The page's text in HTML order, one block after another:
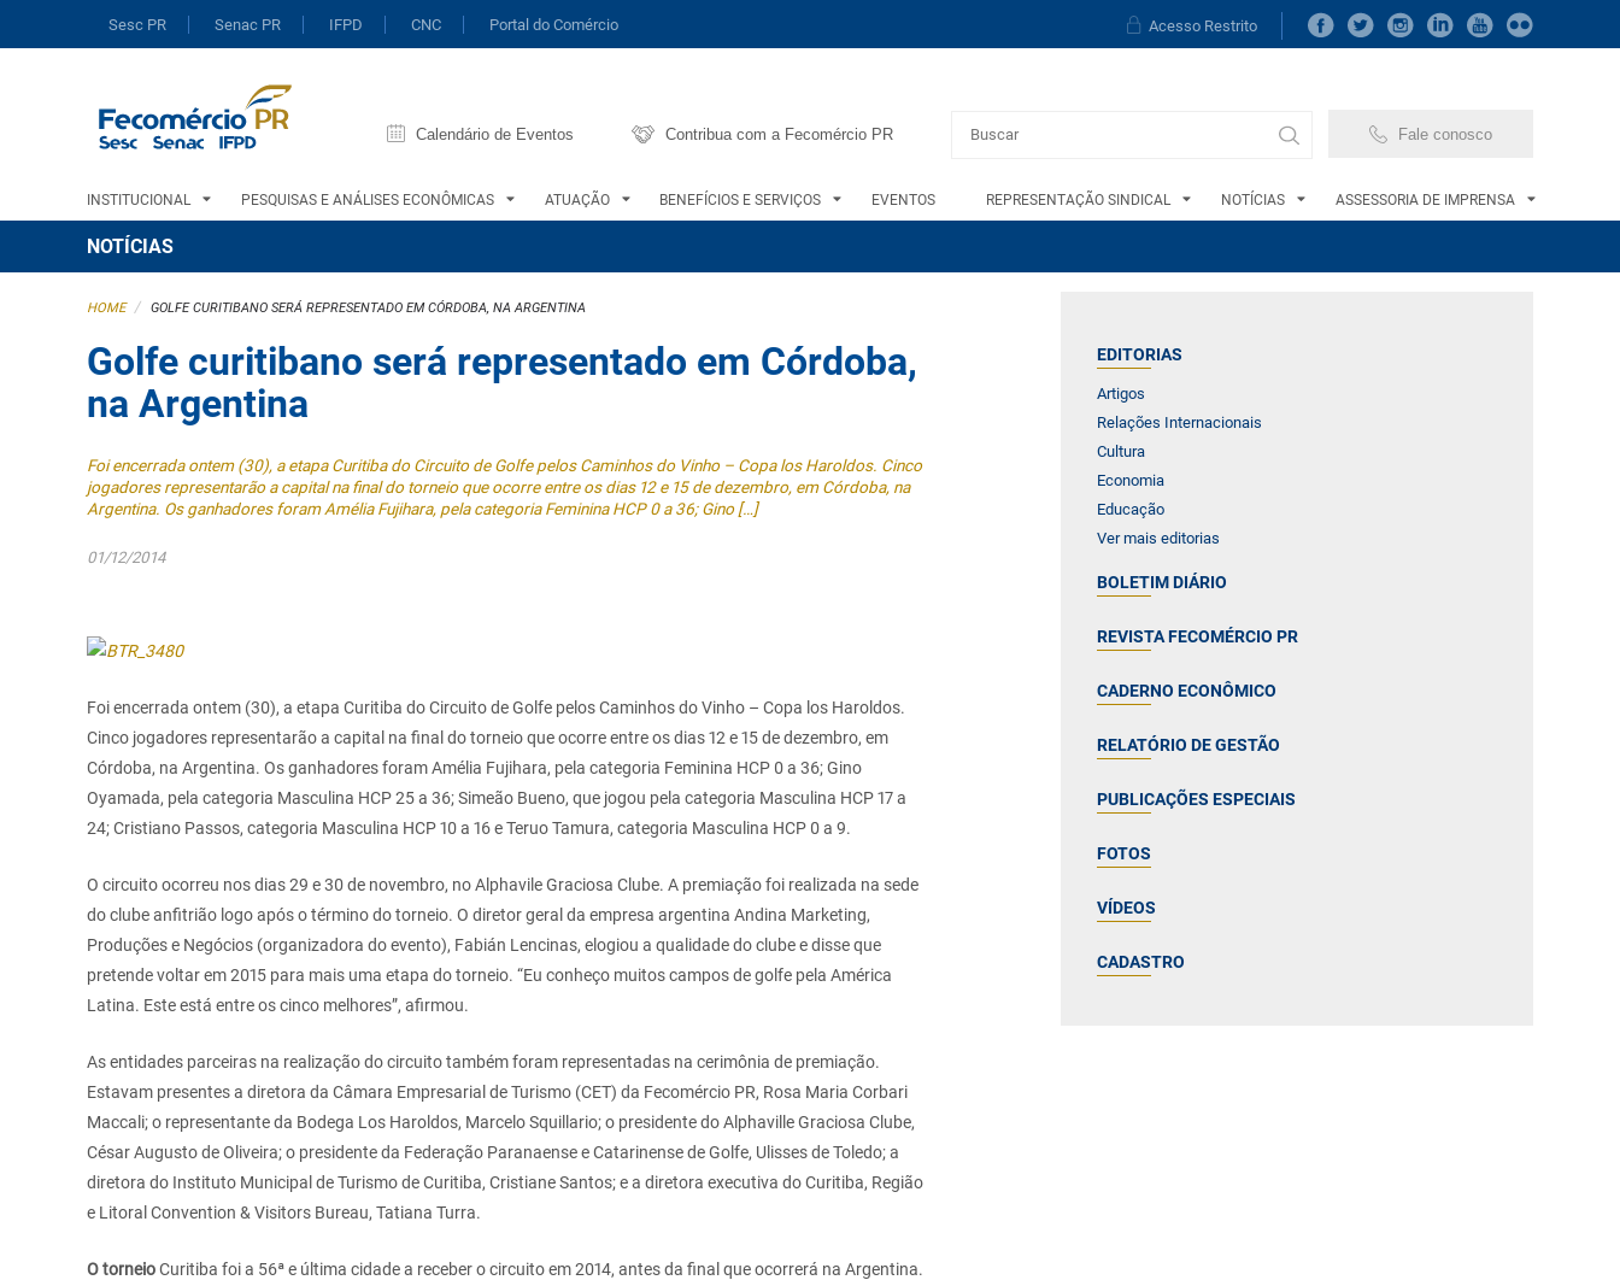
Sesc PR Senac PR IFPD CNC Portal do Comércio Acesso Restrito
Calendário de Eventos Contribua com a Fecomércio PR Fale conosco
INSTITUCIONAL PESQUISAS E ANÁLISES ECONÔMICAS ATUAÇÃO BENEFÍCIOS E SERVIÇOS EVENTOS REPRESENTAÇÃO SINDICAL NOTÍCIAS ASSESSORIA DE IMPRENSA
NOTÍCIAS
EDITORIAS
Artigos
Relações Internacionais
Cultura
Economia
Educação
Ver mais editorias
BOLETIM DIÁRIO
REVISTA FECOMÉRCIO PR
CADERNO ECONÔMICO
RELATÓRIO DE GESTÃO
PUBLICAÇÕES ESPECIAIS
FOTOS
VÍDEOS
CADASTRO
HOME / GOLFE CURITIBANO SERÁ REPRESENTADO EM CÓRDOBA, NA ARGENTINA
Golfe curitibano será representado em Córdoba,
na Argentina
Foi encerrada ontem (30), a etapa Curitiba do Circuito de Golfe pelos Caminhos do Vinho – Copa los Haroldos. Cinco
jogadores representarão a capital na final do torneio que ocorre entre os dias 12 e 15 de dezembro, em Córdoba, na
Argentina. Os ganhadores foram Amélia Fujihara, pela categoria Feminina HCP 0 a 36; Gino […]
01/12/2014
Foi encerrada ontem (30), a etapa Curitiba do Circuito de Golfe pelos Caminhos do Vinho – Copa los Haroldos.
Cinco jogadores representarão a capital na final do torneio que ocorre entre os dias 12 e 15 de dezembro, em
Córdoba, na Argentina. Os ganhadores foram Amélia Fujihara, pela categoria Feminina HCP 0 a 36; Gino
Oyamada, pela categoria Masculina HCP 25 a 36; Simeão Bueno, que jogou pela categoria Masculina HCP 17 a
24; Cristiano Passos, categoria Masculina HCP 10 a 16 e Teruo Tamura, categoria Masculina HCP 0 a 9.
O circuito ocorreu nos dias 29 e 30 de novembro, no Alphavile Graciosa Clube. A premiação foi realizada na sede
do clube anfitrião logo após o término do torneio. O diretor geral da empresa argentina Andina Marketing,
Produções e Negócios (organizadora do evento), Fabián Lencinas, elogiou a qualidade do clube e disse que
pretende voltar em 2015 para mais uma etapa do torneio. “Eu conheço muitos campos de golfe pela América
Latina. Este está entre os cinco melhores”, afirmou.
As entidades parceiras na realização do circuito também foram representadas na cerimônia de premiação.
Estavam presentes a diretora da Câmara Empresarial de Turismo (CET) da Fecomércio PR, Rosa Maria Corbari
Maccali; o representante da Bodega Los Haroldos, Marcelo Squillario; o presidente do Alphaville Graciosa Clube,
César Augusto de Oliveira; o presidente da Federação Paranaense e Catarinense de Golfe, Ulisses de Toledo; a
diretora do Instituto Municipal de Turismo de Curitiba, Cristiane Santos; e a diretora executiva do Curitiba, Região
e Litoral Convention & Visitors Bureau, Tatiana Turra.
O torneioCuritiba foi a 56ª e última cidade a receber o circuito em 2014, antes da final que ocorrerá na Argentina.